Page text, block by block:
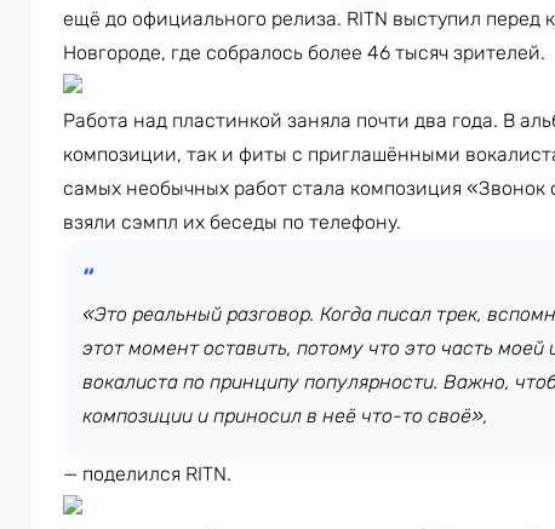
ещё до официального релиза. RITN выступил
Новгороде, где собралось более 46 тысяч зрителей.
Работа над пластинкой заняла почти два года. В
композиции, так и фиты с приглашёнными
самых необычных работ стала композиция «Звонок
взяли сэмпл их беседы по телефону.
«Это реальный разговор. Когда писал трек,
этот момент оставить, потому что это часть
вокалиста по принципу популярности. Важно,
композиции и приносил в неё что-то своё»,
— поделился RITN.